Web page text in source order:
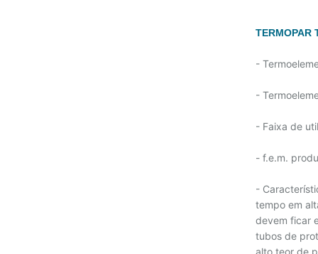
TERMOPAR
-
-
- Faixa de
- f.e.m.
-
tempo em
devem ficar
tubos de
alto teor de